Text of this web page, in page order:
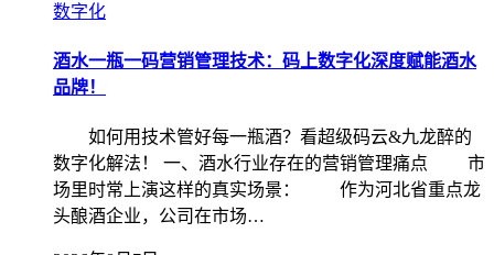
数字化
酒水一瓶一码营销管理技术：码上数字化深度赋能酒水
品牌！
如何用技术管好每一瓶酒？看超级码云&九龙醉的
数字化解法！ 一、酒水行业存在的营销管理痛点 市
场里时常上演这样的真实场景： 作为河北省重点龙
头酿酒企业，公司在市场…